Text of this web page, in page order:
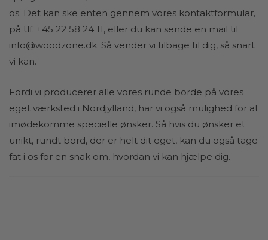
os. Det kan ske enten gennem vores kontaktformular,
på tlf. +45 22 58 24 11, eller du kan sende en mail til
info@woodzone.dk. Så vender vi tilbage til dig, så snart
vi kan.
Fordi vi producerer alle vores runde borde på vores
eget værksted i Nordjylland, har vi også mulighed for at
imødekomme specielle ønsker. Så hvis du ønsker et
unikt, rundt bord, der er helt dit eget, kan du også tage
fat i os for en snak om, hvordan vi kan hjælpe dig.